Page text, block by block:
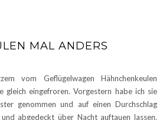
MAL ANDERS
vom Geflügelwagen Hähnchenkeulen
gleich eingefroren. Vorgestern habe ich sie
genommen und auf einen Durchschlag
abgedeckt über Nacht auftauen lassen.